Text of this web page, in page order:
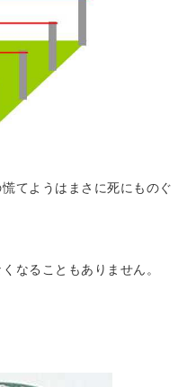
てようはまさに死にものぐ
なることもありません。